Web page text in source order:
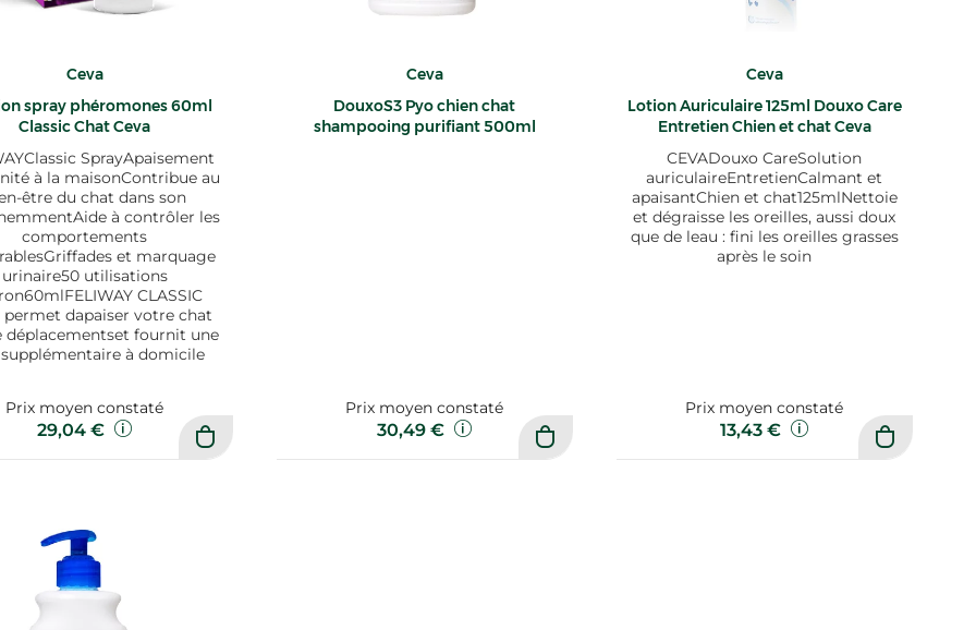
Ceva
spray phéromones 60ml
Classic Chat Ceva
SprayApaisement
à la maisonContribue au
être du chat dans son
à contrôler les
comportements
et marquage
urinaire50 utilisations
CLASSIC
permet dapaiser votre chat
déplacementset fournit une
à domicile
Prix moyen constaté
29,04 €
Ceva
DouxoS3 Pyo chien chat
shampooing purifiant 500ml
Prix moyen constaté
30,49 €
Ceva
Lotion Auriculaire 125ml Douxo Care
Entretien Chien et chat Ceva
CEVADouxo CareSolution
auriculaireEntretienCalmant et
apaisantChien et chat125mlNettoie
et dégraisse les oreilles, aussi doux
que de leau : fini les oreilles grasses
après le soin
Prix moyen constaté
13,43 €